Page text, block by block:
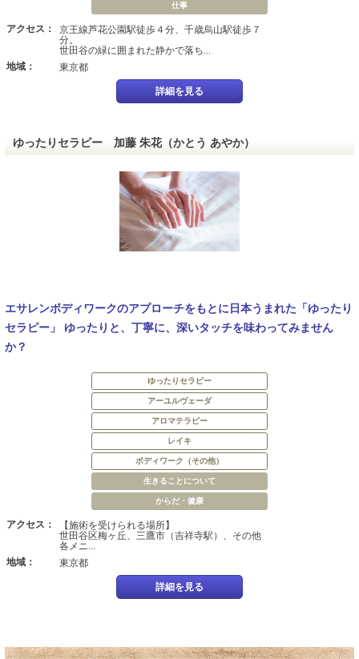
仕事
アクセス：
京王線芦花公園駅徒歩４分、千歳烏山駅徒歩７
分。
世田谷の緑に囲まれた静かで落ち...
地域：
東京都
詳細を見る
ゆったりセラピー 加藤 朱花（かとう あやか）
エサレンボディワークのアプローチをもとに日本うまれた「ゆったり
セラピー」 ゆったりと、丁寧に、深いタッチを味わってみません
か？
ゆったりセラピー
アーユルヴェーダ
アロマテラピー
レイキ
ボディワーク（その他）
生きることについて
からだ・健康
アクセス：
【施術を受けられる場所】
世田谷区梅ヶ丘、三鷹市（吉祥寺駅）、その他
各メニ...
地域：
東京都
詳細を見る